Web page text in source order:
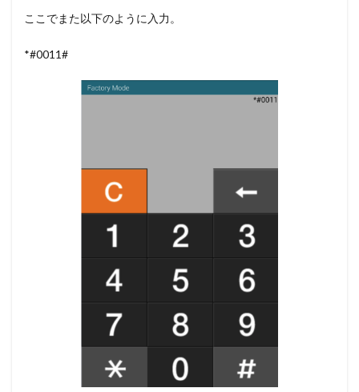
ここでまた以下のように入力。
*#0011#